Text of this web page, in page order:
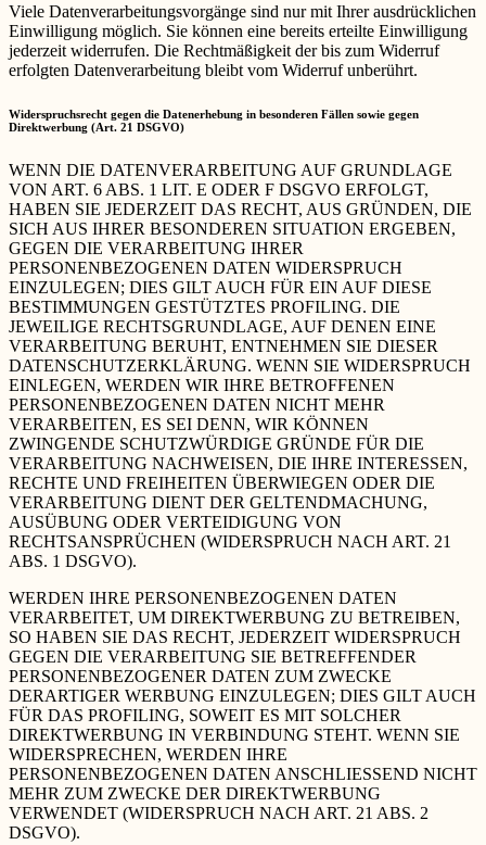
Viele Datenverarbeitungsvorgänge sind nur mit Ihrer ausdrücklichen
Einwilligung möglich. Sie können eine bereits erteilte Einwilligung
jederzeit widerrufen. Die Rechtmäßigkeit der bis zum Widerruf
erfolgten Datenverarbeitung bleibt vom Widerruf unberührt.
Widerspruchsrecht gegen die Datenerhebung in besonderen Fällen sowie gegen
Direktwerbung (Art. 21 DSGVO)
WENN DIE DATENVERARBEITUNG AUF GRUNDLAGE
VON ART. 6 ABS. 1 LIT. E ODER F DSGVO ERFOLGT,
HABEN SIE JEDERZEIT DAS RECHT, AUS GRÜNDEN, DIE
SICH AUS IHRER BESONDEREN SITUATION ERGEBEN,
GEGEN DIE VERARBEITUNG IHRER
PERSONENBEZOGENEN DATEN WIDERSPRUCH
EINZULEGEN; DIES GILT AUCH FÜR EIN AUF DIESE
BESTIMMUNGEN GESTÜTZTES PROFILING. DIE
JEWEILIGE RECHTSGRUNDLAGE, AUF DENEN EINE
VERARBEITUNG BERUHT, ENTNEHMEN SIE DIESER
DATENSCHUTZERKLÄRUNG. WENN SIE WIDERSPRUCH
EINLEGEN, WERDEN WIR IHRE BETROFFENEN
PERSONENBEZOGENEN DATEN NICHT MEHR
VERARBEITEN, ES SEI DENN, WIR KÖNNEN
ZWINGENDE SCHUTZWÜRDIGE GRÜNDE FÜR DIE
VERARBEITUNG NACHWEISEN, DIE IHRE INTERESSEN,
RECHTE UND FREIHEITEN ÜBERWIEGEN ODER DIE
VERARBEITUNG DIENT DER GELTENDMACHUNG,
AUSÜBUNG ODER VERTEIDIGUNG VON
RECHTSANSPRÜCHEN (WIDERSPRUCH NACH ART. 21
ABS. 1 DSGVO).
WERDEN IHRE PERSONENBEZOGENEN DATEN
VERARBEITET, UM DIREKTWERBUNG ZU BETREIBEN,
SO HABEN SIE DAS RECHT, JEDERZEIT WIDERSPRUCH
GEGEN DIE VERARBEITUNG SIE BETREFFENDER
PERSONENBEZOGENER DATEN ZUM ZWECKE
DERARTIGER WERBUNG EINZULEGEN; DIES GILT AUCH
FÜR DAS PROFILING, SOWEIT ES MIT SOLCHER
DIREKTWERBUNG IN VERBINDUNG STEHT. WENN SIE
WIDERSPRECHEN, WERDEN IHRE
PERSONENBEZOGENEN DATEN ANSCHLIESSEND NICHT
MEHR ZUM ZWECKE DER DIREKTWERBUNG
VERWENDET (WIDERSPRUCH NACH ART. 21 ABS. 2
DSGVO).